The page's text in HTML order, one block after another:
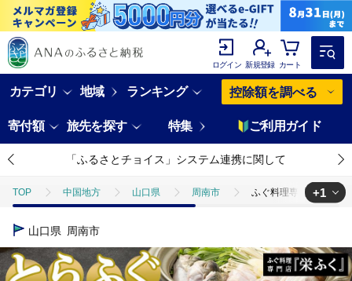
ログイン 新規登録 カート
カテゴリ 地域 ランキング 控除額を調べる
寄付額 旅先を探す 特集 ご利用ガイド
「ふるさとチョイス」システム連携に関して
TOP 中国地方 山口県 周南市 ふぐ料理専門店 『栄
TOP
+1
山口県 周南市